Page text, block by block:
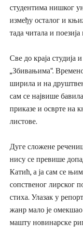
студентима нишког
између осталог и
тада читала и
Све до краја студија
„Збивањима“.
ширила и на
сам се највише
приказе и осврте на
листове.
Дуге сложене
нису се превише
Катић, а ја сам се
сопственог лирског
стиха. Улазак у
жанр мало је
машту новинарске